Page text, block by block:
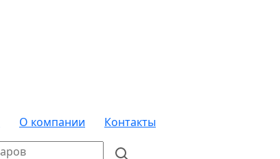
О компании Контакты